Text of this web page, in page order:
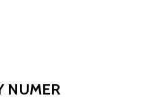
NUMER